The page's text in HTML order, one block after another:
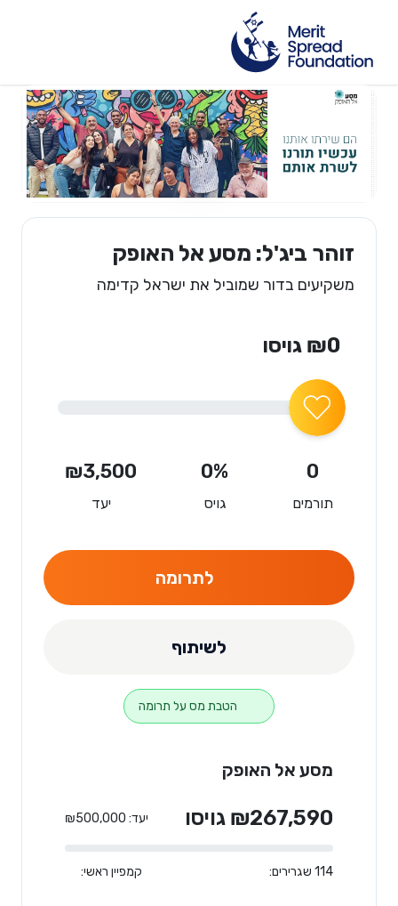
זוהר ביג'ל: מסע אל האופק
משקיעים בדור שמוביל את ישראל קדימה
₪0 גויסו
0
תורמים
0%
גויס
₪3,500
יעד
לתרומה
לשיתוף
הטבת מס על תרומה
מסע אל האופק
₪267,590 גויסו יעד: ₪500,000
114 שגרירים: קמפיין ראשי: